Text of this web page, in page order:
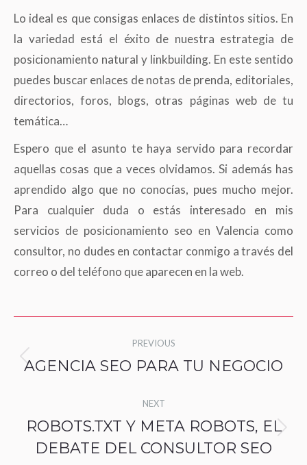
Lo ideal es que consigas enlaces de distintos sitios. En
la variedad está el éxito de nuestra estrategia de
posicionamiento natural y linkbuilding. En este sentido
puedes buscar enlaces de notas de prenda, editoriales,
directorios, foros, blogs, otras páginas web de tu
temática…
Espero que el asunto te haya servido para recordar
aquellas cosas que a veces olvidamos. Si además has
aprendido algo que no conocías, pues mucho mejor.
Para cualquier duda o estás interesado en mis
servicios de posicionamiento seo en Valencia como
consultor, no dudes en contactar conmigo a través del
correo o del teléfono que aparecen en la web.
navigation
PREVIOUS
Previous
AGENCIA SEO PARA TU NEGOCIO
NEXT
post:
ROBOTS.TXT Y META ROBOTS, EL
DEBATE DEL CONSULTOR SEO